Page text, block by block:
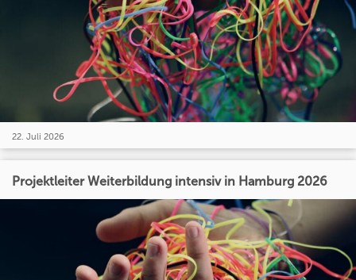
22. Juli 2026
Projektleiter Weiterbildung intensiv in Hamburg 2026